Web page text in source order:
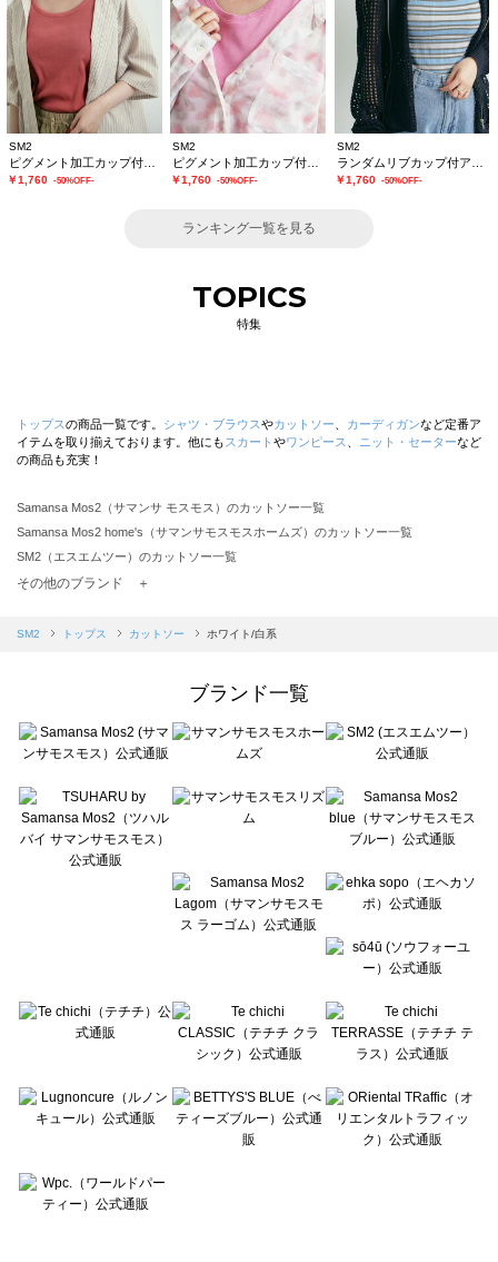
SM2
￥1,760 -50%OFF-
SM2
￥1,760 -50%OFF-
SM2
￥1,760 -50%OFF-
ランキング一覧を見る
TOPICS
特集
トップスの商品一覧です。 シャツ・ブラウスやカットソー カーディガンなど定番ア
イテムを取り揃えております。他にも スカート やワンピース ニット・セーターなど
の商品も充実！
Samansa Mos2（サマンサ モスモス）のカットソー一覧
Samansa Mos2 home's（サマンサモスモスホームズ）のカットソー一覧
SM2（エスエムツー）のカットソー一覧
TSUHARU by Samansa Mos2（ツハルバイサマンサモスモス）のカットソー一覧
Samansa Mos2 blue（サマンサモスモス ブルー）のカットソー一覧
sō4ū（ソウフォーユー）のカットソー一覧
Te chichi（テチチ）のカットソー一覧
Te chichi CLASSIC（テチチ クラシック）のカットソー一覧
Lugnoncure（ルノンキュール）のカットソー一覧
BETTY'S BLUE（べティーズブルー）のカットソー一覧
Wpc.（ワールドパーティー）のカットソー一覧
その他のブランド ＋
SM2 トップス カットソー ホワイト/白系
ブランド一覧